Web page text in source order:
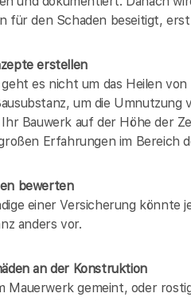
für den Schaden beseitigt,
erstellen
es nicht um das Heilen
um die Umnutzung
Bauwerk auf der Höhe der
Erfahrungen im Bereich
bewerten
einer Versicherung könnte
anders vor.
an der Konstruktion
Mauerwerk gemeint, oder